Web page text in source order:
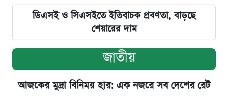
ডিএসই ও সিএসইতে ইতিবাচক প্রবণতা, বাড়ছে
শেয়ারের দাম
জাতীয়
আজকের মুদ্রা বিনিময় হার: এক নজরে সব দেশের রেট